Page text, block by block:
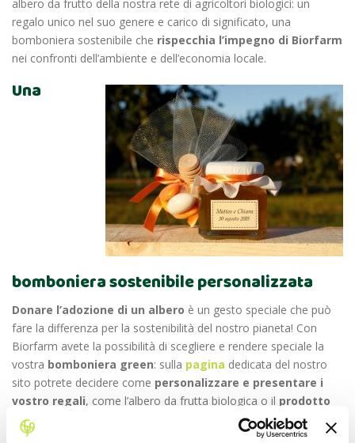
albero da frutto della nostra rete di agricoltori biologici: un
regalo unico nel suo genere e carico di significato, una
bomboniera sostenibile che rispecchia l’impegno di Biorfarm
nei confronti dell’ambiente e dell’economia locale.
Una
bomboniera sostenibile personalizzata
Donare l’adozione di un albero è un gesto speciale che può
fare la differenza per la sostenibilità del nostro pianeta! Con
Biorfarm avete la possibilità di scegliere e rendere speciale la
vostra bomboniera green: sulla pagina dedicata del nostro
sito potrete decidere come personalizzare e presentare i
vostro regali, come l’albero da frutta biologica o il prodotto
premium
il miele biologico o la bottiglia d’olio
creata ad hoc per il cliente. Tante
idee diverse che hanno